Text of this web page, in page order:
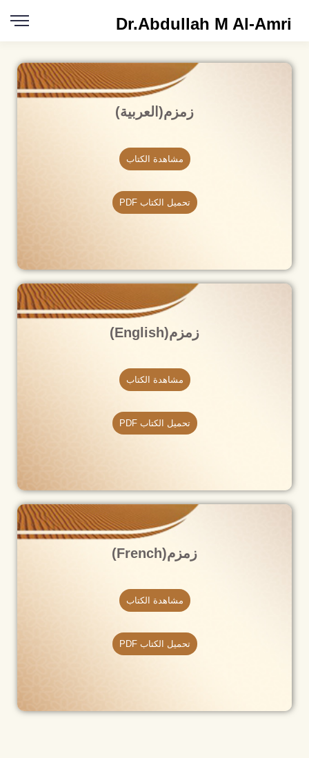
Dr.Abdullah M Al-Amri
زمزم(العربية)
مشاهدة الكتاب
تحميل الكتاب PDF
زمزم(English)
مشاهدة الكتاب
تحميل الكتاب PDF
زمزم(French)​
مشاهدة الكتاب
تحميل الكتاب PDF